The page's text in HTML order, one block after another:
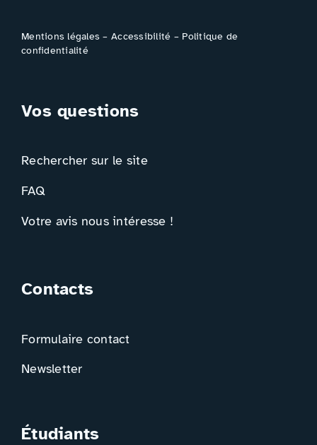
Mentions légales –Accessibilité – Politique de
confidentialité
Vos questions
Rechercher sur le site
FAQ
Votre avis nous intéresse !
Contacts
Formulaire contact
Newsletter
Étudiants